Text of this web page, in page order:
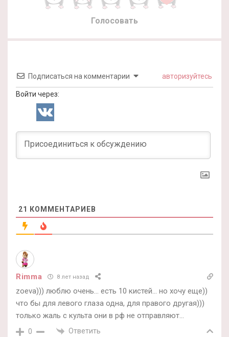
Голосовать
Подписаться на комментарии авторизуйтесь
Войти через:
21 КОММЕНТАРИЕВ
Rimma 8 лет назад
zoeva))) люблю очень… есть 10 кистей… но хочу еще))
что бы для левого глаза одна, для правого другая)))
только жаль с культа они в рф не отправляют…
0 Ответить